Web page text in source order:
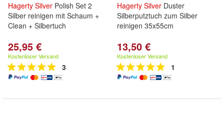
Hagerty Silver Polish Set 2
Silber reinigen mit Schaum +
Clean + Silbertuch
25,95 €
Kostenloser Versand
3
Hagerty Silver Duster
Silberputztuch zum Silber
reinigen 35x55cm
13,50 €
Kostenloser Versand
1